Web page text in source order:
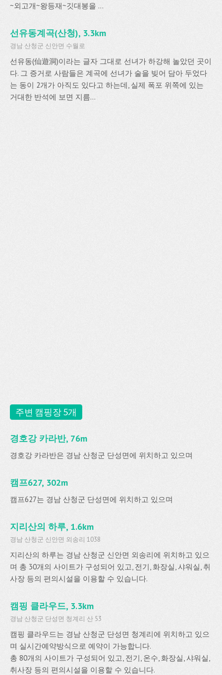
~외고개~왕등재~깃대봉을 ...
선유동계곡(산청), 3.3km
경남 산청군 신안면 수월로
선유동(仙遊洞)이라는 글자 그대로 선녀가 하강해 놀았던 곳이
다. 그 증거로 사람들은 계곡에 선녀가 술을 빚어 담아 두었다
는 동이 2개가 아직도 있다고 하는데, 실제 폭포 위쪽에 있는
거대한 반석에 보면 지름...
주변 캠핑장 5개
경호강 카라반, 76m
경호강 카라반은 경남 산청군 단성면에 위치하고 있으며
캠프627, 302m
캠프627는 경남 산청군 단성면에 위치하고 있으며
지리산의 하루, 1.6km
경남 산청군 신안면 외송리 1038
지리산의 하루는 경남 산청군 신안면 외송리에 위치하고 있으
며 총 30개의 사이트가 구성되어 있고, 전기, 화장실, 샤워실, 취
사장 등의 편의시설을 이용할 수 있습니다.
캠핑 클라우드, 3.3km
경남 산청군 단성면 청계리 산 53
캠핑 클라우드는 경남 산청군 단성면 청계리에 위치하고 있으
며 실시간예약방식으로 예약이 가능합니다.
총 80개의 사이트가 구성되어 있고, 전기, 온수, 화장실, 샤워실,
취사장 등의 편의시설을 이용할 수 있습니다.